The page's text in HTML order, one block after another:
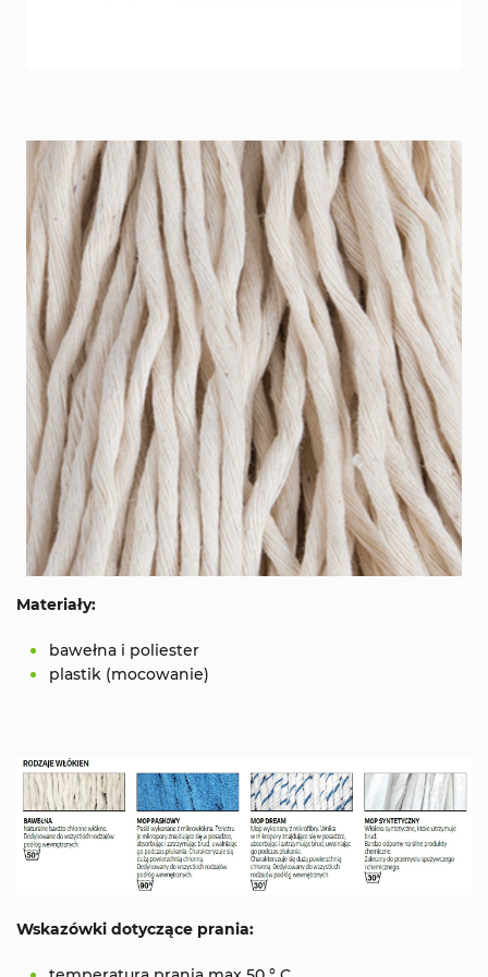
Materiały:
bawełna i poliester
plastik (mocowanie)
Wskazówki dotyczące prania: